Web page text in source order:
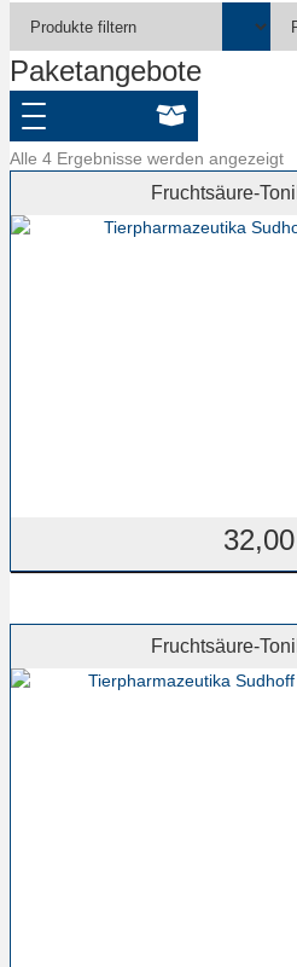
Paketangebote
Alle 4 Ergebnisse werden angezeigt
Fruchtsäure-
32,00
Fruchtsäure-